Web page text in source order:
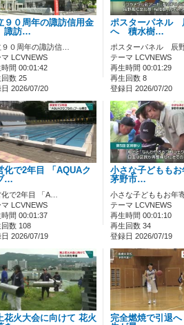
９０周年の諏訪信用金
訪…
０周年の諏訪信…
LCVNEWS
間 00:01:42
数 25
2026/07/20
ポスターパネル
へ 積水樹…
ポスターパネル 辰
テーマ LCVNEWS
再生時間 00:01:29
再生回数 8
登録日 2026/07/20
化で2年目 「AQUAク
…
化で2年目 「A…
LCVNEWS
間 00:01:37
数 108
2026/07/19
小さな子どももお
茅野市…
小さな子どももお年
テーマ LCVNEWS
再生時間 00:01:10
再生回数 34
登録日 2026/07/19
花火大会に向けて 花火
完全燃焼で引退